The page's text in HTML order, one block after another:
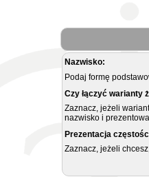
Nazwisko:
Podaj formę
Czy łączyć warianty
Zaznacz, jeżeli
nazwisko i
Prezentacja
Zaznacz, jeżeli